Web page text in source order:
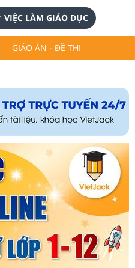
VIỆC LÀM GIÁO DỤC
GIÁO ÁN - ĐỀ THI